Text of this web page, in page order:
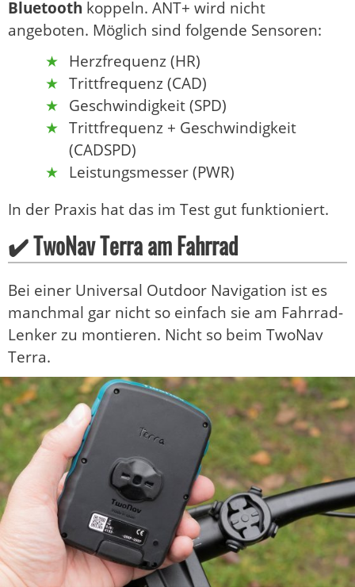
Bluetooth koppeln. ANT+ wird nicht
angeboten. Möglich sind folgende Sensoren:
Herzfrequenz (HR)
Trittfrequenz (CAD)
Geschwindigkeit (SPD)
Trittfrequenz + Geschwindigkeit
(CADSPD)
Leistungsmesser (PWR)
In der Praxis hat das im Test gut funktioniert.
✔️ TwoNav Terra am Fahrrad
Bei einer Universal Outdoor Navigation ist es
manchmal gar nicht so einfach sie am Fahrrad-
Lenker zu montieren. Nicht so beim TwoNav
Terra.